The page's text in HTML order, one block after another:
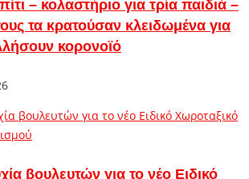
– κολαστήριο για τρία παιδιά –
τα κρατούσαν κλειδωμένα για
κορονοϊό
βουλευτών για το νέο Ειδικό